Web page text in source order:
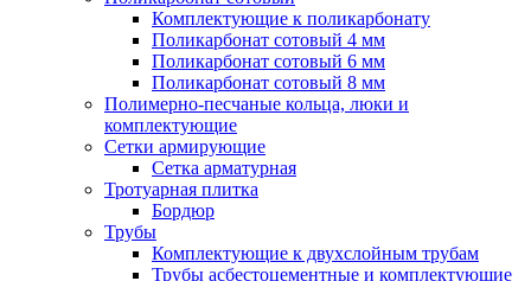
Комплектующие к поликарбонату
Поликарбонат сотовый 4 мм
Поликарбонат сотовый 6 мм
Поликарбонат сотовый 8 мм
Полимерно-песчаные кольца, люки и
комплектующие
Сетки армирующие
Сетка арматурная
Тротуарная плитка
Бордюр
Трубы
Комплектующие к двухслойным трубам
Трубы асбестоцементные и комплектующие